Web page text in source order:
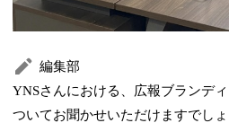
編集部
YNSさんにおける、広報ブランデ
ついてお聞かせいただけますでしょ